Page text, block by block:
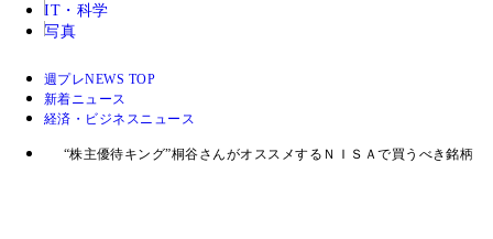
IT・科学
写真
週プレNEWS TOP
新着ニュース
経済・ビジネスニュース
“株主優待キング”桐谷さんがオススメするＮＩＳＡで買うべき銘柄